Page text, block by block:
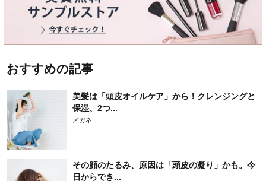
おすすめの記事
美髪は「頭皮オイルケア」から！クレンジングと
保湿、2つ...
メガネ
その顔のたるみ、原因は「頭皮の凝り」かも。今
日からでき...